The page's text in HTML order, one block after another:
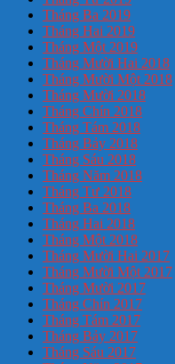
Tháng Ba 2019
Tháng Hai 2019
Tháng Một 2019
Tháng Mười Hai 2018
Tháng Mười Một 2018
Tháng Mười 2018
Tháng Chín 2018
Tháng Tám 2018
Tháng Bảy 2018
Tháng Sáu 2018
Tháng Năm 2018
Tháng Tư 2018
Tháng Ba 2018
Tháng Hai 2018
Tháng Một 2018
Tháng Mười Hai 2017
Tháng Mười Một 2017
Tháng Mười 2017
Tháng Chín 2017
Tháng Tám 2017
Tháng Bảy 2017
Tháng Sáu 2017